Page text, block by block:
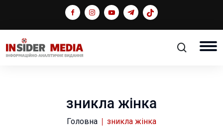
зникла жінка
Головна зникла жінка